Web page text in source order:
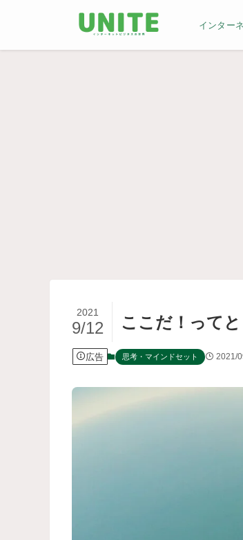
インター
ここだ！って
2021
9/12
広告 思考・マインドセット 2021/